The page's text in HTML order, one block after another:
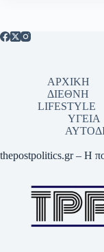
ΑΡΧΙΚΗ
ΔΙΕΘΝΗ
LIFESTYLE
ΥΓΕΙΑ
thepostpolitics.gr – Η